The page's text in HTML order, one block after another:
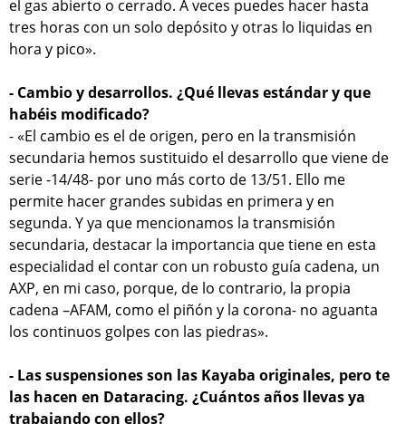
el gas abierto o cerrado. A veces puedes hacer hasta
tres horas con un solo depósito y otras lo liquidas en
hora y pico».
- Cambio y desarrollos. ¿Qué llevas estándar y que
habéis modificado?
- «El cambio es el de origen, pero en la transmisión
secundaria hemos sustituido el desarrollo que viene de
serie -14/48- por uno más corto de 13/51. Ello me
permite hacer grandes subidas en primera y en
segunda. Y ya que mencionamos la transmisión
secundaria, destacar la importancia que tiene en esta
especialidad el contar con un robusto guía cadena, un
AXP, en mi caso, porque, de lo contrario, la propia
cadena –AFAM, como el piñón y la corona- no aguanta
los continuos golpes con las piedras».
- Las suspensiones son las Kayaba originales, pero te
las hacen en Dataracing. ¿Cuántos años llevas ya
trabajando con ellos?